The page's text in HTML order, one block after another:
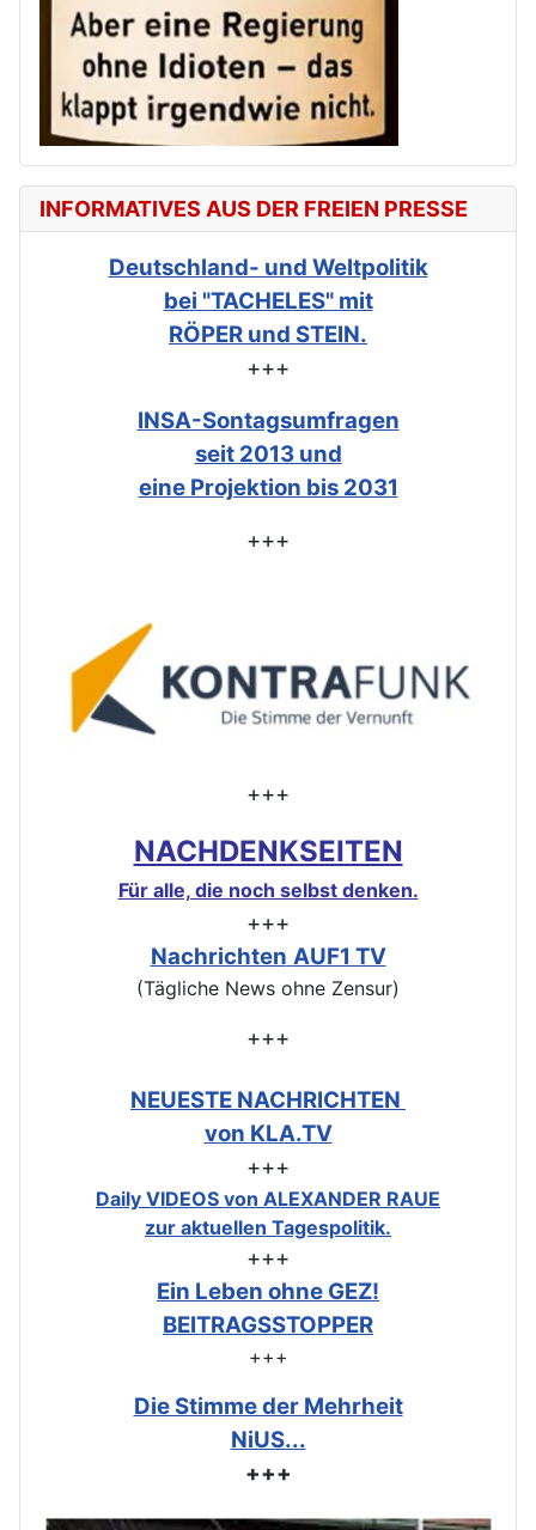
INFORMATIVES AUS DER FREIEN PRESSE
Deutschland- und Weltpolitik
bei "TACHELES" mit
RÖPER und STEIN.
+++
INSA-Sontagsumfragen
seit 2013 und
eine Projektion bis 2031
+++
+++
NACHDENKSEITEN
Für alle, die noch selbst denken.
+++
Nachrichten AUF1 TV
(Tägliche News ohne Zensur)
+++
NEUESTE NACHRICHTEN
von KLA.TV
+++
Daily VIDEOS von ALEXANDER RAUE
zur aktuellen Tagespolitik.
+++
Ein Leben ohne GEZ!
BEITRAGSSTOPPER
+++
Die Stimme der Mehrheit
NiUS...
+++